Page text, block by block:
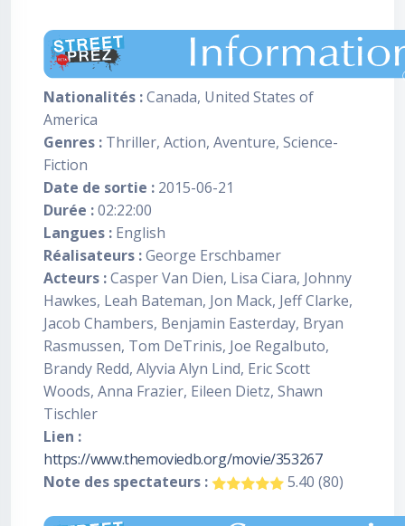
Nationalités :Canada, United States of
America
Genres : Thriller, Action, Aventure, Science-
Fiction
Date de sortie : 2015-06-21
Durée :02:22:00
Langues : English
Réalisateurs :George Erschbamer
Acteurs :Casper Van Dien, Lisa Ciara, Johnny
Hawkes, Leah Bateman, Jon Mack, Jeff Clarke,
Jacob Chambers, Benjamin Easterday, Bryan
Rasmussen, Tom DeTrinis, Joe Regalbuto,
Brandy Redd, Alyvia Alyn Lind, Eric Scott
Woods, Anna Frazier, Eileen Dietz, Shawn
Tischler
Lien :
https://www.themoviedb.org/movie/353267
Note des spectateurs :
5.40 (80)